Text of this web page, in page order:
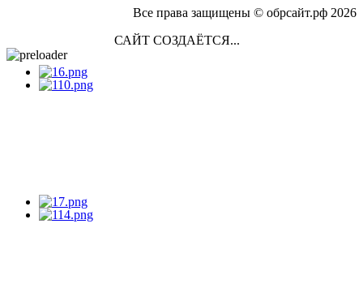
Все права защищены © обрсайт.рф 2026
САЙТ СОЗДАЁТСЯ...